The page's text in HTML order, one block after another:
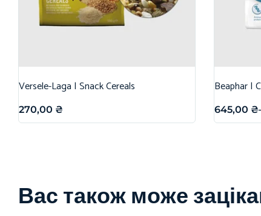
Versele-Laga | Snack Cereals
270,00 ₴
Beaphar |
645,00 ₴
Вас також може